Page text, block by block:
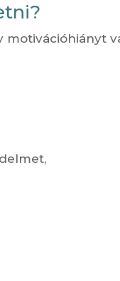
motivációhiányt